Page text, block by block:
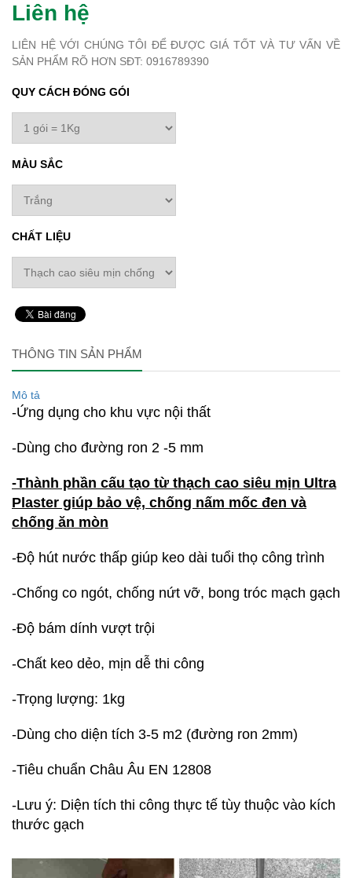
Liên hệ
LIÊN HỆ VỚI CHÚNG TÔI ĐỂ ĐƯỢC GIÁ TỐT VÀ TƯ VẤN VỀ
SẢN PHẨM RÕ HƠN SĐT: 0916789390
QUY CÁCH ĐÓNG GÓI
MÀU SẮC
CHẤT LIỆU
THÔNG TIN SẢN PHẨM
Mô tả
-Ứng dụng cho khu vực nội thất
-Dùng cho đường ron 2 -5 mm
-Thành phần cấu tạo từ thạch cao siêu mịn Ultra
Plaster giúp bảo vệ, chống nấm mốc đen và
chống ăn mòn
-Độ hút nước thấp giúp keo dài tuổi thọ công trình
-Chống co ngót, chống nứt vỡ, bong tróc mạch gạch
-Độ bám dính vượt trội
-Chất keo dẻo, mịn dễ thi công
-Trọng lượng: 1kg
-Dùng cho diện tích 3-5 m2 (đường ron 2mm)
-Tiêu chuẩn Châu Âu EN 12808
-Lưu ý: Diện tích thi công thực tế tùy thuộc vào kích
thước gạch